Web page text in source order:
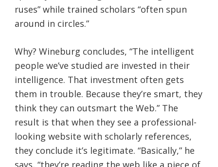
ruses” while trained scholars “often spun
around in circles.”
Why? Wineburg concludes, “The intelligent
people we’ve studied are invested in their
intelligence. That investment often gets
them in trouble. Because they’re smart, they
think they can outsmart the Web.” The
result is that when they see a professional-
looking website with scholarly references,
they conclude it’s legitimate. “Basically,” he
says, “they’re reading the web like a piece of